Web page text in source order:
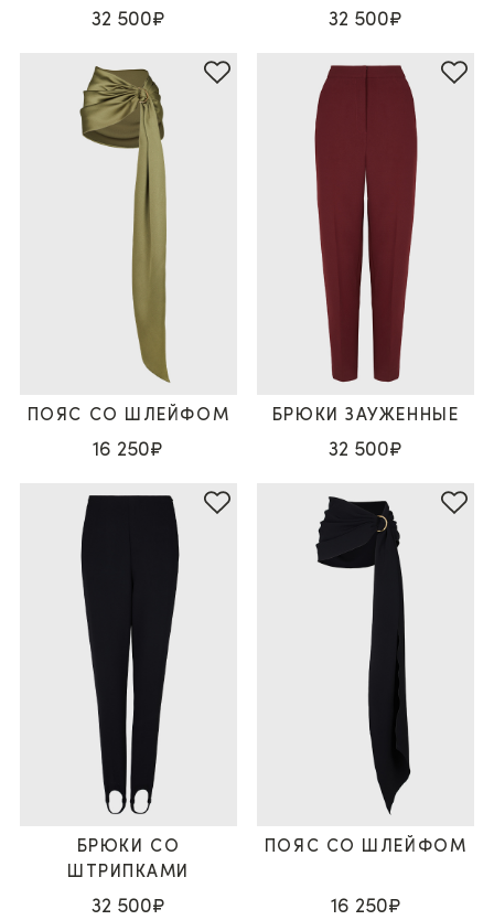
32 500₽ 32 500₽
ПОЯС СО ШЛЕЙФОМ
16 250₽
БРЮКИ ЗАУЖЕННЫЕ
32 500₽
БРЮКИ СО
ШТРИПКАМИ
32 500₽
ПОЯС СО ШЛЕЙФОМ
16 250₽